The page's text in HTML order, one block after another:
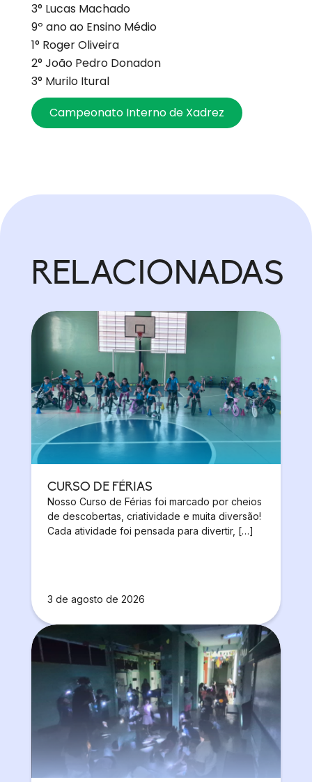
3° Lucas Machado
9º ano ao Ensino Médio
1° Roger Oliveira
2° João Pedro Donadon
3° Murilo Itural
Campeonato Interno de Xadrez
RELACIONADAS
CURSO DE FÉRIAS
Nosso Curso de Férias foi marcado por cheios
de descobertas, criatividade e muita diversão!
Cada atividade foi pensada para divertir, […]
3 de agosto de 2026